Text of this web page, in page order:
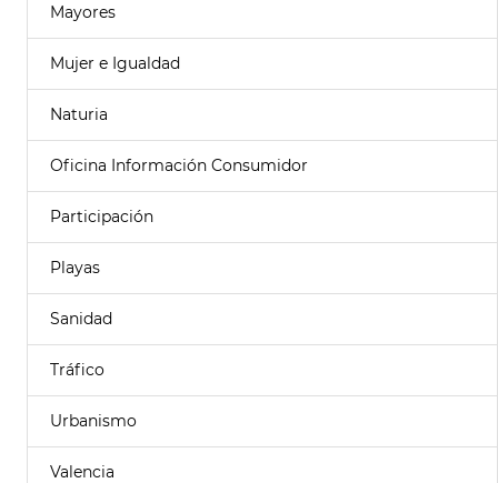
Mayores
Mujer e Igualdad
Naturia
Oficina Información Consumidor
Participación
Playas
Sanidad
Tráfico
Urbanismo
Valencia